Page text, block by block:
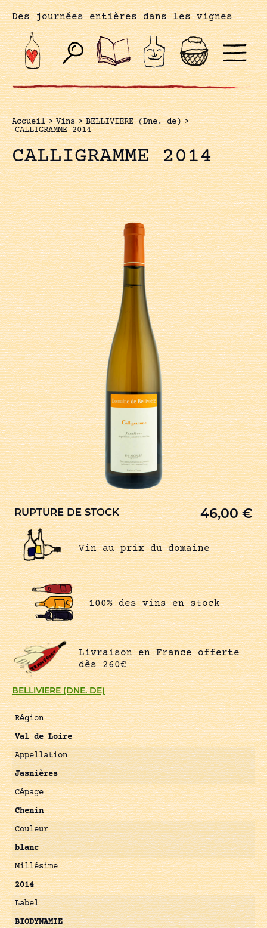
Des journées entières dans les vignes
Accueil > Vins > BELLIVIERE (Dne. de) >
CALLIGRAMME 2014
CALLIGRAMME 2014
BELLIVIERE (DNE. DE)
Région
Val de Loire
Appellation
Jasnières
Cépage
Chenin
Couleur
blanc
Millésime
2014
Label
BIODYNAMIE
RUPTURE DE STOCK 46,00€
Vin au prix du domaine
100% des vins en stock
Livraison en France offerte
dès 260€